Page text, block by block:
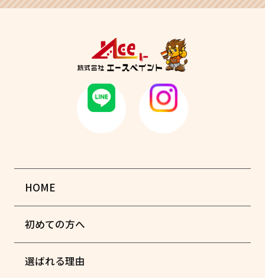
HOME
初めての方へ
選ばれる理由